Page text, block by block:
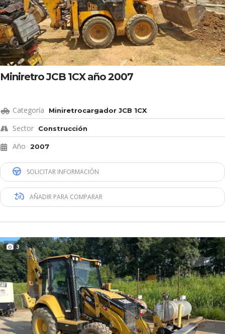
Miniretro JCB 1CX año 2007
Categoría Miniretrocargador JCB 1CX
Sector Construcción
Año 2007
SOLICITAR INFORMACIÓN
AÑADIR PARA COMPARAR
3